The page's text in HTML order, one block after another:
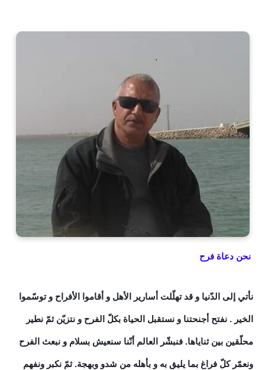
نحن دعاة فرح
نأتي إلى الدّنيا و قد تهلّلت أسارير الأهل و أقاموا الأفراح و توسّموا
الخير . نفتح أجنحتنا و نستقبل الحياة بكلّ الفرح و نتزيّن ثمّ نطير
محلّقين بين ثناياها. فنبشّر العالم أنّنا سنعيش بسلام و نبعث الفرح
ونعمّر كلّ فراغ بما يليق به و بأهله من شدو وبهجة. ثمّ نكبر ونفهم